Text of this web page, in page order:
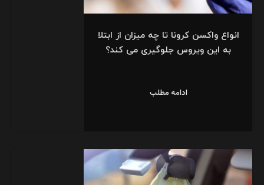
انواع واکسن کرونا تا چه میزان از ابتلا
به این ویروس جلوگیری می کند؟
ادامه مطلب